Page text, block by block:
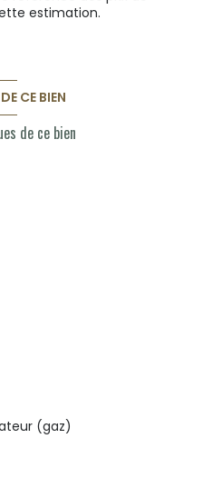
estimation.
CE BIEN
de ce bien
(gaz)